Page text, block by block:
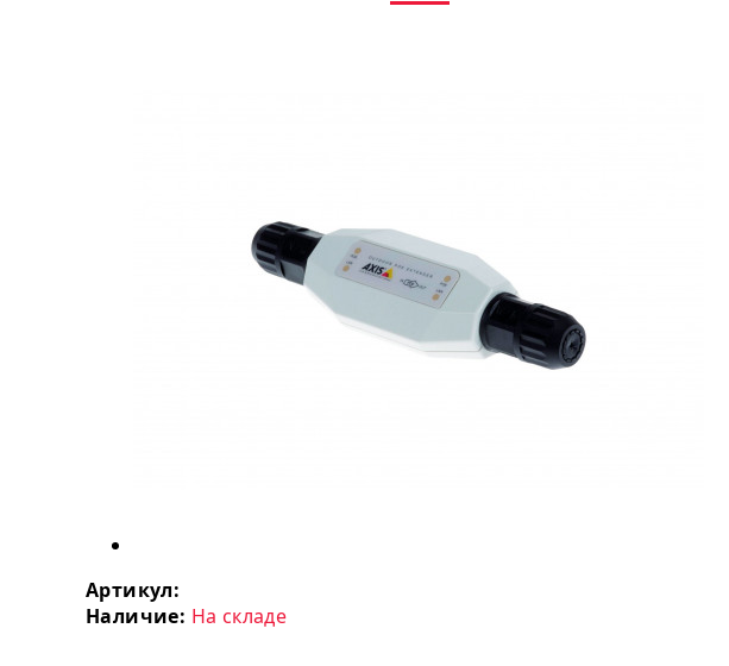
Артикул:
Наличие: На складе